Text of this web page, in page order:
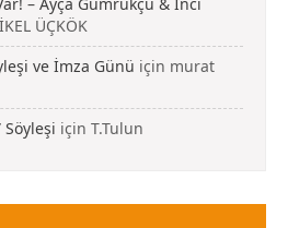
ÜÇKÖK
ve İmza Günü için murat
Söyleşi için T.Tulun